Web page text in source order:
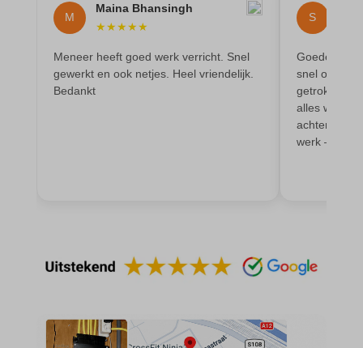
M
Maina Bhansingh
★★★★★
Meneer heeft goed werk verricht. Snel
gewerkt en ook netjes. Heel vriendelijk.
Bedankt
S
Goede
snel
getrokken
alles werkt
werk –
popupShow
SameSite
sensorsdata2015jssdkcross
snconsent